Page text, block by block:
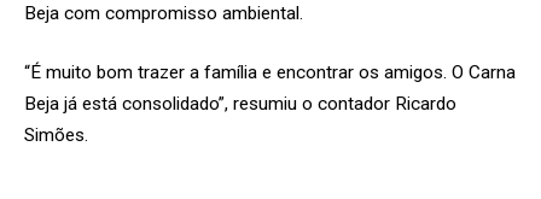
Beja com compromisso ambiental.
“É muito bom trazer a família e encontrar os amigos. O Carna
Beja já está consolidado”, resumiu o contador Ricardo
Simões.